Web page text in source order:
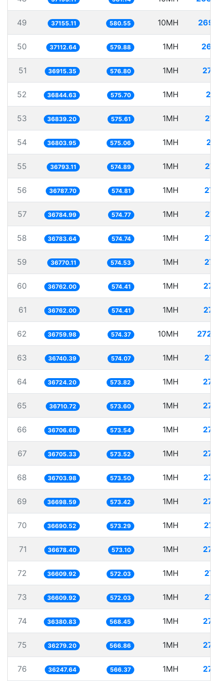
49 37155.11 580.55 10MH
50 37112.64 579.88 1MH
51 36915.35 576.80 1MH
52 36844.63 575.70 1MH
53 36839.20 575.61 1MH
54 36803.95 575.06 1MH
55 36793.11 574.89 1MH
56 36787.70 574.81 1MH
57 36784.99 574.77 1MH
58 36783.64 574.74 1MH
59 36770.11 574.53 1MH
60 36762.00 574.41 1MH
61 36762.00 574.41 1MH
62 36759.98 574.37 10MH
63 36740.39 574.07 1MH
64 36724.20 573.82 1MH
65 36710.72 573.60 1MH
66 36706.68 573.54 1MH
67 36705.33 573.52 1MH
68 36703.98 573.50 1MH
69 36698.59 573.42 1MH
70 36690.52 573.29 1MH
71 36678.40 573.10 1MH
72 36609.92 572.03 1MH
73 36609.92 572.03 1MH
74 36380.83 568.45 1MH
75 36279.20 566.86 1MH
76 36247.64 566.37 1MH